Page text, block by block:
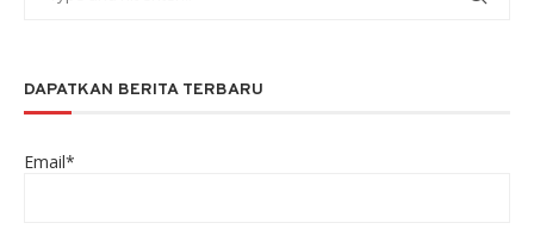
DAPATKAN BERITA TERBARU
Email*